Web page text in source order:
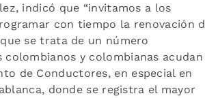
indicó que “invitamos a los
con tiempo la renovación
se trata de un número
y colombianas acudan
de Conductores, en especial en
donde se registra el mayor